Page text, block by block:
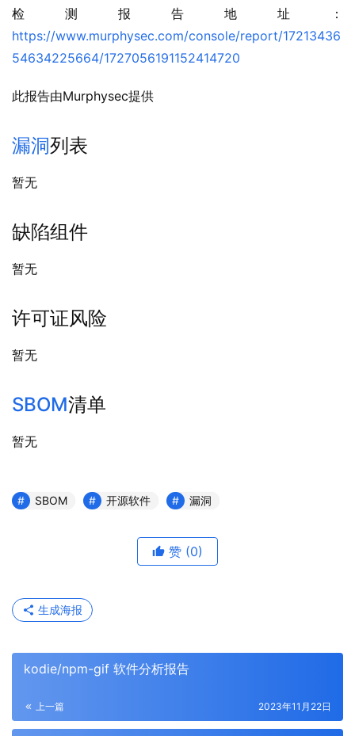
检测报告地址：
https://www.murphysec.com/console/report/17213436
54634225664/1727056191152414720
此报告由Murphysec提供
漏洞列表
暂无
缺陷组件
暂无
许可证风险
暂无
SBOM清单
暂无
SBOM 开源软件 漏洞
赞 (0)
生成海报
kodie/npm-gif 软件分析报告
上一篇 2023年11月22日